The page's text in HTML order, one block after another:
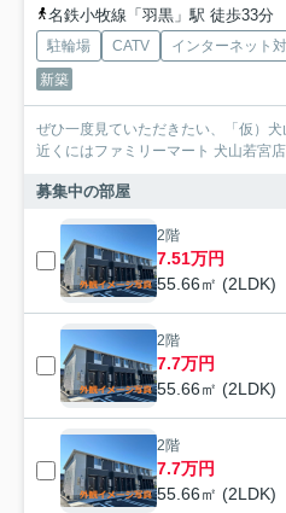
名鉄小牧線「羽黒」駅 徒歩33分
駐輪場 CATV
インターネット
新築
ぜひ一度見ていただきたい、「仮）犬
近くにはファミリーマート 犬山若宮
募集中の部屋
2階
7.51万円
55.66㎡ (2LDK)
2階
7.7万円
55.66㎡ (2LDK)
2階
7.7万円
55.66㎡ (2LDK)